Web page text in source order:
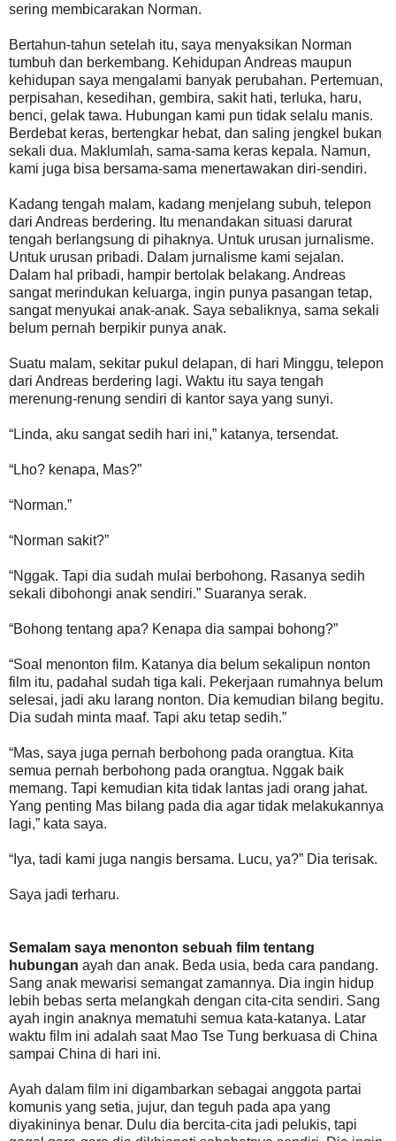
sering membicarakan Norman.
Bertahun-tahun setelah itu, saya menyaksikan Norman
tumbuh dan berkembang. Kehidupan Andreas maupun
kehidupan saya mengalami banyak perubahan. Pertemuan,
perpisahan, kesedihan, gembira, sakit hati, terluka, haru,
benci, gelak tawa. Hubungan kami pun tidak selalu manis.
Berdebat keras, bertengkar hebat, dan saling jengkel bukan
sekali dua. Maklumlah, sama-sama keras kepala. Namun,
kami juga bisa bersama-sama menertawakan diri-sendiri.
Kadang tengah malam, kadang menjelang subuh, telepon
dari Andreas berdering. Itu menandakan situasi darurat
tengah berlangsung di pihaknya. Untuk urusan jurnalisme.
Untuk urusan pribadi. Dalam jurnalisme kami sejalan.
Dalam hal pribadi, hampir bertolak belakang. Andreas
sangat merindukan keluarga, ingin punya pasangan tetap,
sangat menyukai anak-anak. Saya sebaliknya, sama sekali
belum pernah berpikir punya anak.
Suatu malam, sekitar pukul delapan, di hari Minggu, telepon
dari Andreas berdering lagi. Waktu itu saya tengah
merenung-renung sendiri di kantor saya yang sunyi.
“Linda, aku sangat sedih hari ini,” katanya, tersendat.
“Lho? kenapa, Mas?”
“Norman.”
“Norman sakit?”
“Nggak. Tapi dia sudah mulai berbohong. Rasanya sedih
sekali dibohongi anak sendiri.” Suaranya serak.
“Bohong tentang apa? Kenapa dia sampai bohong?”
“Soal menonton film. Katanya dia belum sekalipun nonton
film itu, padahal sudah tiga kali. Pekerjaan rumahnya belum
selesai, jadi aku larang nonton. Dia kemudian bilang begitu.
Dia sudah minta maaf. Tapi aku tetap sedih.”
“Mas, saya juga pernah berbohong pada orangtua. Kita
semua pernah berbohong pada orangtua. Nggak baik
memang. Tapi kemudian kita tidak lantas jadi orang jahat.
Yang penting Mas bilang pada dia agar tidak melakukannya
lagi,” kata saya.
“Iya, tadi kami juga nangis bersama. Lucu, ya?” Dia terisak.
Saya jadi terharu.
Semalam saya menonton sebuah film tentang
hubungan ayah dan anak. Beda usia, beda cara pandang.
Sang anak mewarisi semangat zamannya. Dia ingin hidup
lebih bebas serta melangkah dengan cita-cita sendiri. Sang
ayah ingin anaknya mematuhi semua kata-katanya. Latar
waktu film ini adalah saat Mao Tse Tung berkuasa di China
sampai China di hari ini.
Ayah dalam film ini digambarkan sebagai anggota partai
komunis yang setia, jujur, dan teguh pada apa yang
diyakininya benar. Dulu dia bercita-cita jadi pelukis, tapi